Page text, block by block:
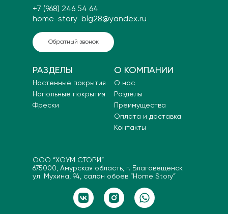
ООО “ХОУМ СТОРИ”
675000, Амурская область, г. Благовещенск
ул. Мухина, 94, салон обоев “Home Story”
РАЗДЕЛЫ
Настенные покрытия
Напольные покрытия
Фрески
О КОМПАНИИ
О нас
Разделы
Преимущества
Оплата и доставка
Контакты
+7 (968) 246 54 64
home-story-blg28@yandex.ru
Обратный звонок